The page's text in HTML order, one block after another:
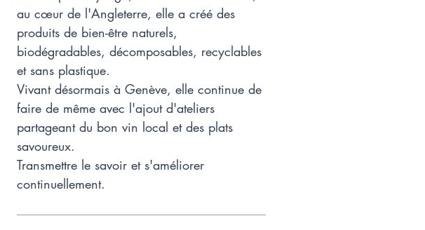
au cœur de l'Angleterre, elle a créé des
produits de bien-être naturels,
biodégradables, décomposables, recyclables
et sans plastique.
Vivant désormais à Genève, elle continue de
faire de même avec l'ajout d'ateliers
partageant du bon vin local et des plats
savoureux.
Transmettre le savoir et s'améliorer
continuellement.